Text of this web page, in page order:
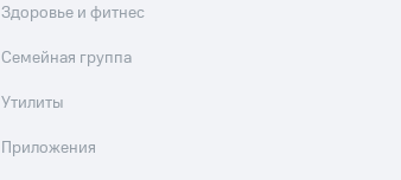
Здоровье и фитнес
Семейная группа
Утилиты
Приложения